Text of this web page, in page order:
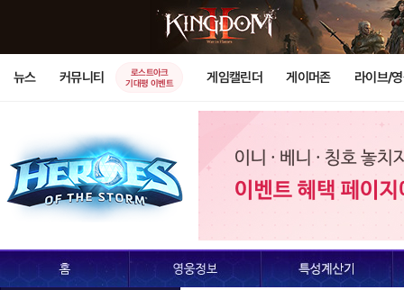
뉴스 커뮤니티
로스트아크
기대평 이벤트
게임캘린더 게이머존 라이브/